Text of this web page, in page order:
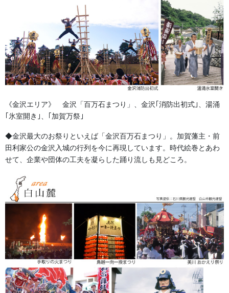
法被・はっぴ・はんてん・印半纏
よもやま話
お祭備品と豆知識
お祭用品・品目
祭り前掛け・けんたい・胸当て
幕・のぼり
足袋,腹掛・股引、手拭
お知らせ
《金沢エリア》 金沢「百万石まつり」、金沢｢消防出初式｣、湯涌
｢氷室開き｣、｢加賀万祭｣
◆金沢最大のお祭りといえば「金沢百万石まつり」。加賀藩主・前
田利家公の金沢入城の行列を今に再現しています。時代絵巻とあわ
せて、企業や団体の工夫を凝らした踊り流しも見どころ。